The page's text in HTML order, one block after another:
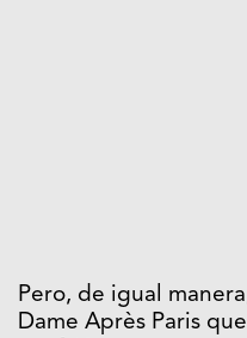
Pero, de igual
Dame Après Paris